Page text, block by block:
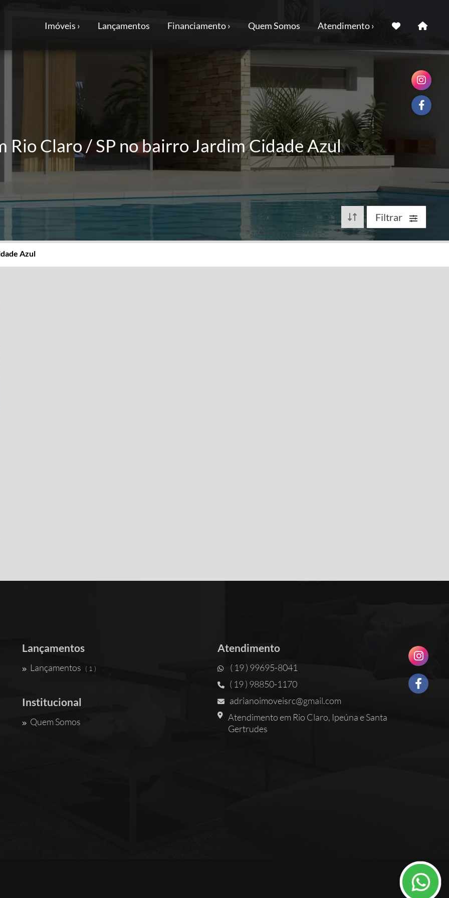
Imóveis › Lançamentos Financiamento › Quem Somos Atendimento ›
Rio Claro / SP no bairro Jardim Cidade Azul
Filtrar
Azul
Lançamentos
Lançamentos ( 1 )
Institucional
Quem Somos
Atendimento
( 19 ) 99695-8041
( 19 ) 98850-1170
adrianoimoveisrc@gmail.com
Atendimento em Rio Claro, Ipeúna e Santa
Gertrudes